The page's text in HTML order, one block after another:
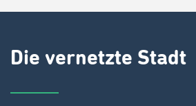
Die vernetzte Stadt